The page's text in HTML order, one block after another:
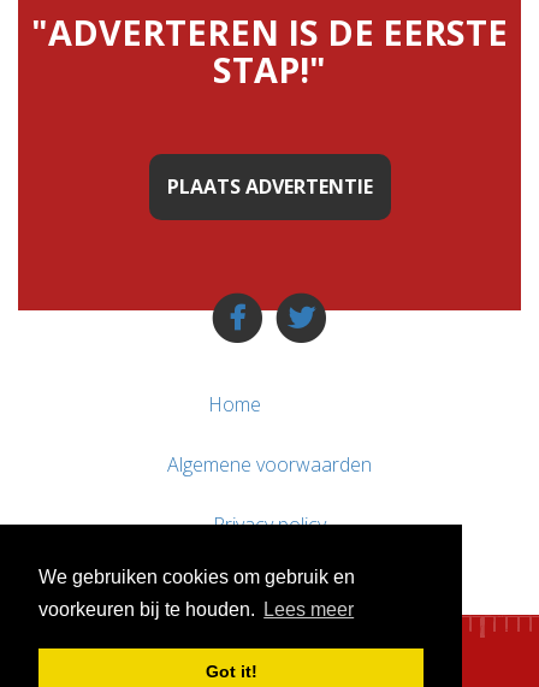
We gebruiken cookies om gebruik en
voorkeuren bij te houden.
Lees meer
Got it!
"ADVERTEREN IS DE EERSTE
STAP!"
PLAATS ADVERTENTIE
Home
Algemene voorwaarden
Privacy policy
Contact / Support